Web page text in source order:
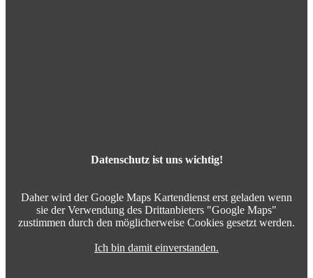
Datenschutz ist uns wichtig!
Daher wird der Google Maps Kartendienst erst geladen wenn
sie der Verwendung des Drittanbieters "Google Maps"
zustimmen durch den möglicherweise Cookies gesetzt werden.
Ich bin damit einverstanden.